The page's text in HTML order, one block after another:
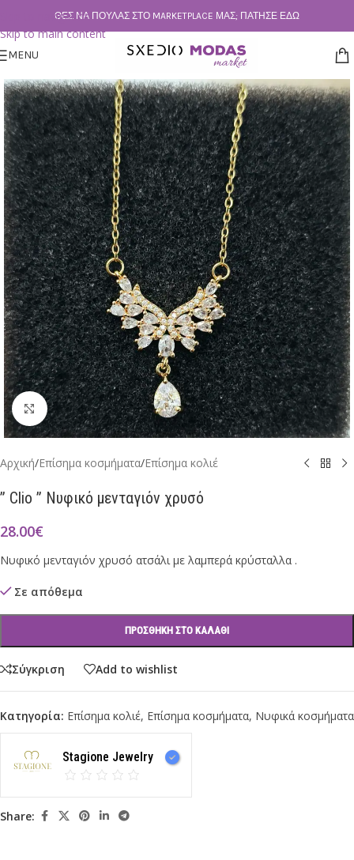
Skip to navigation
Skip to main content
ΘΕΣ ΝΑ ΠΟΥΛΆΣ ΣΤΟ MARKETPLACE ΜΑΣ; ΠΆΤΗΣΕ ΕΔΏ
MENU
Click to enlarge
Αρχική/Επίσημα κοσμήματα/Επίσημα κολιέ
” Clio ” Νυφικό μενταγιόν χρυσό
28.00€
Νυφικό μενταγιόν χρυσό ατσάλι με λαμπερά κρύσταλλα .
Σε απόθεμα
ΠΡΟΣΘΉΚΗ ΣΤΟ ΚΑΛΆΘΙ
Σύγκριση Add to wishlist
Κατηγορία: Επίσημα κολιέ, Επίσημα κοσμήματα, Νυφικά κοσμήματα
Stagione Jewelry
Share: